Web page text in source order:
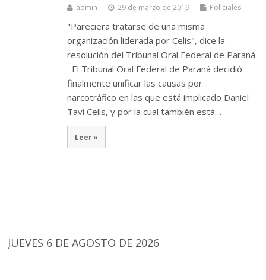
admin 29 de marzo de 2019 Policiales
"Pareciera tratarse de una misma
organización liderada por Celis", dice la
resolución del Tribunal Oral Federal de Paraná
El Tribunal Oral Federal de Paraná decidió
finalmente unificar las causas por
narcotráfico en las que está implicado Daniel
Tavi Celis, y por la cual también está…
Leer »
JUEVES 6 DE AGOSTO DE 2026